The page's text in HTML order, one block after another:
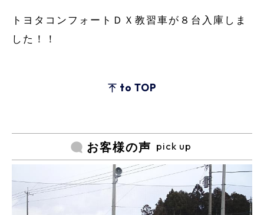
トヨタコンフォートＤＸ教習車が８台入庫しま
した！！
to TOP
お客様の声 pick up